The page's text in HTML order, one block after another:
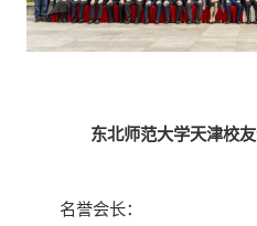
东北师范大学天津校
名誉会长：